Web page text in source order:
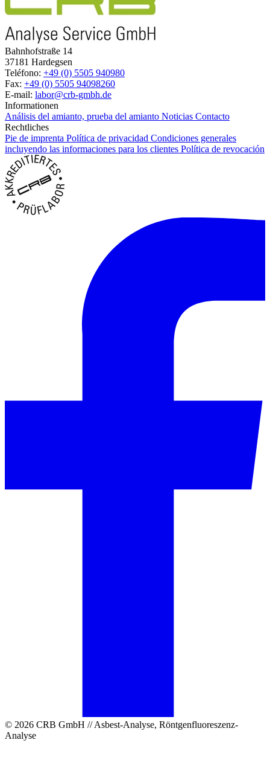
Bahnhofstraße 14
37181 Hardegsen
Teléfono: +49 (0) 5505 940980
Fax: +49 (0) 5505 94098260
E-mail: labor@crb-gmbh.de
Informationen
Análisis del amianto, prueba del amianto Noticias Contacto
Rechtliches
Pie de imprenta Política de privacidad Condiciones generales
incluyendo las informaciones para los clientes Política de revocación
© 2026 CRB GmbH // Asbest-Analyse, Röntgenfluoreszenz-
Analyse